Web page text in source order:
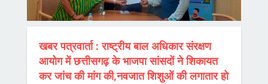
खबर पत्रवार्ता : राष्ट्रीय बाल अधिकार संरक्षण
आयोग में छत्तीसगढ़ के भाजपा सांसदों ने शिकायत
कर जांच की मांग की,नवजात शिशुओं की लगातार हो